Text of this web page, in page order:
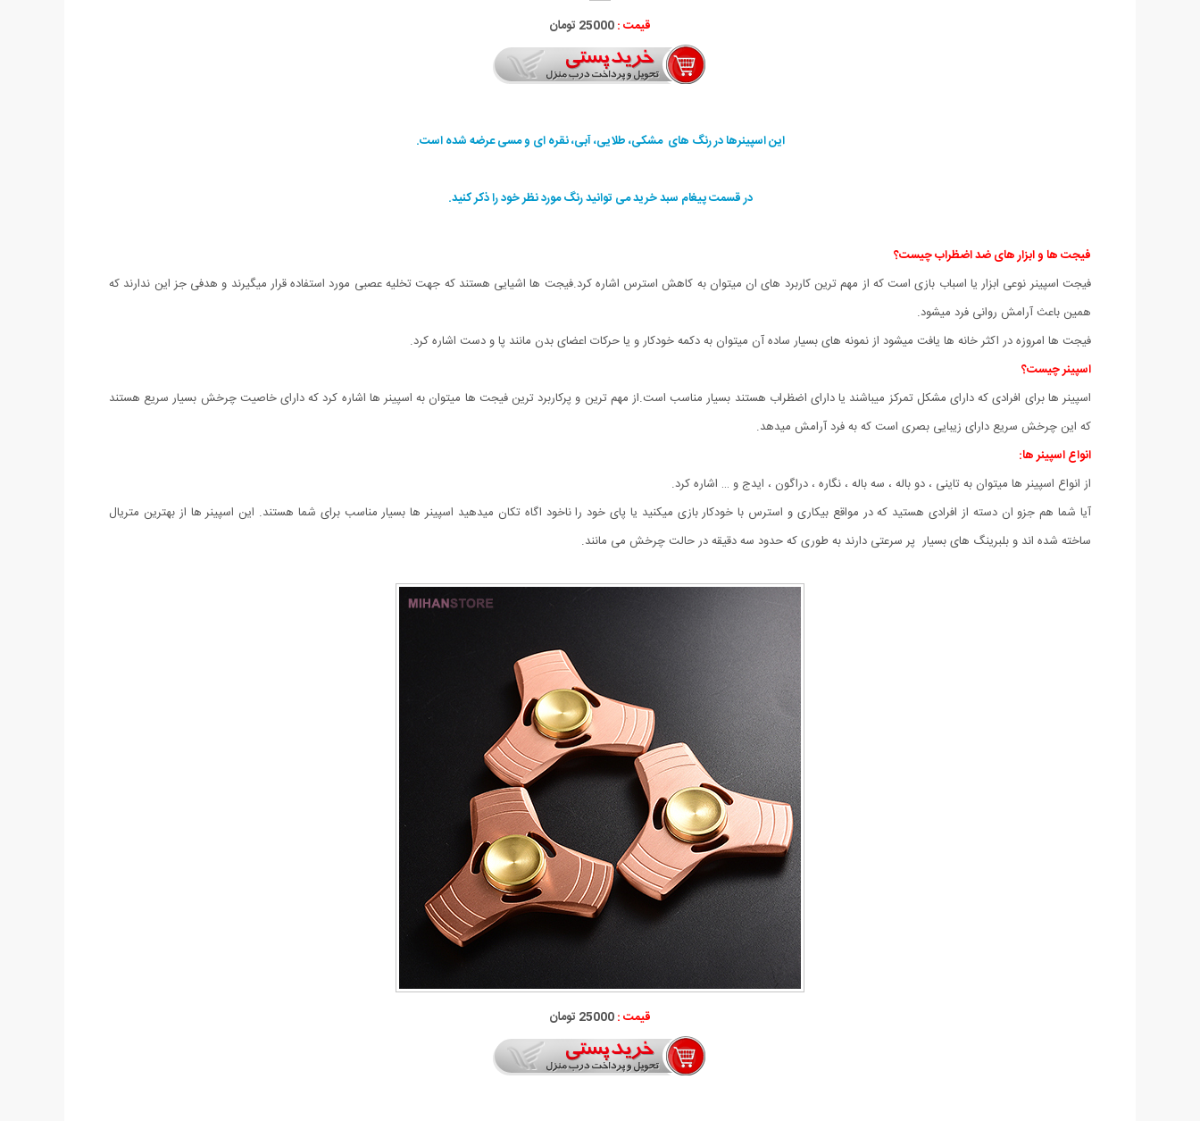
قیمت :25000 تومان
این اسپینرها در رنگ های مشکی، طلایی، آبی، نقره ای و مسی عرضه شده است.
در قسمت پیغام سبد خرید می توانید رنگ مورد نظر خود را ذکر کنید.
فیجت ها و ابزار های ضد اضظراب چیست؟
فیجت اسپینر نوعی ابزار یا اسباب بازی است که از مهم ترین کاربرد های ان میتوان به کاهش استرس اشاره کرد.فیجت ها اشیایی هستند که جهت تخلیه عصبی مورد استفاده قرار میگیرند و هدفی جز این ندارند که
همین باعث آرامش روانی فرد میشود.
فیجت ها امروزه در اکثر خانه ها یافت میشود از نمونه های بسیار ساده آن میتوان به دکمه خودکار و یا حرکات اعضای بدن مانند پا و دست اشاره کرد.
اسپینر چیست؟
اسپینر ها برای افرادی که دارای مشکل تمرکز میباشند یا دارای اضظراب هستند بسیار مناسب است.از مهم ترین و پرکاربرد ترین فیجت ها میتوان به اسپینر ها اشاره کرد که دارای خاصیت چرخش بسیار سریع هستند
که این چرخش سریع دارای زیبایی بصری است که به فرد آرامش میدهد.
انواع اسپینر ها:
از انواع اسپینر ها میتوان به تاینی ، دو باله ، سه باله ، نگاره ، دراگون ، ایدج و … اشاره کرد.
آیا شما هم جزو ان دسته از افرادی هستید که در مواقع بیکاری و استرس با خودکار بازی میکنید یا پای خود را ناخود اگاه تکان میدهید اسپینر ها بسیار مناسب برای شما هستند. این اسپینر ها از بهترین متریال
ساخته شده اند و بلبرینگ های بسیار پر سرعتی دارند به طوری که حدود سه دقیقه در حالت چرخش می مانند.
قیمت :25000 تومان